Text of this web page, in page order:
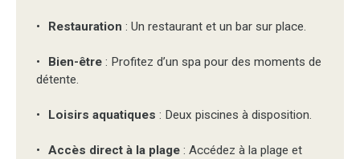
Restauration : Un restaurant et un bar sur place.
Bien-être : Profitez d’un spa pour des moments de
détente.
Loisirs aquatiques : Deux piscines à disposition.
Accès direct à la plage : Accédez à la plage et